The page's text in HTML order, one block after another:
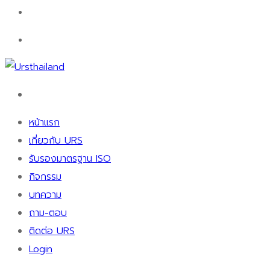
หน้าแรก
เกี่ยวกับ URS
รับรองมาตรฐาน ISO
กิจกรรม
บทความ
ถาม-ตอบ
ติดต่อ URS
Login